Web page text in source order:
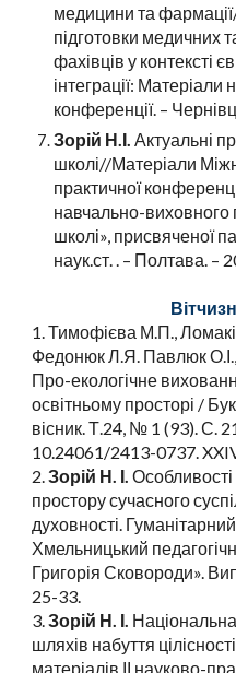
медицини та
підготовки медичних
фахівців у контексті
інтеграції:
конференції. –
Зорій Н.І. Актуальні
школі//Матеріали
практичної
навчально-виховного
школі», присвяченої
наук.ст. . – Полтава. –
1. Тимофієва М.П.,
Федонюк Л.Я. Павлюк
Про-екологічне
освітньому просторі /
вісник. Т.24, № 1 (93). С.
10.24061/2413-0737.
2.Зорій Н. І.
простору сучасного
духовності.
Хмельницький
Григорія Сковороди».
25-33.
3.Зорій Н. І. Національна
шляхів набуття
матеріалів ІІ науково-